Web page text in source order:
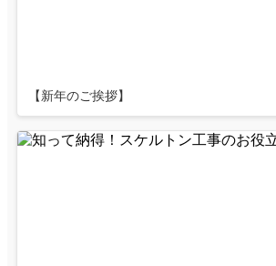
【新年のご挨拶】